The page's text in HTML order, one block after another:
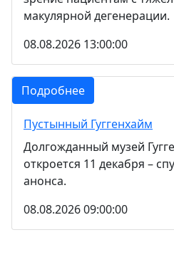
макулярной дегенерации.
08.08.2026 13:00:00
Подробнее
Пустынный Гуггенхайм
Долгожданный музей
откроется 11 декабря –
анонса.
08.08.2026 09:00:00